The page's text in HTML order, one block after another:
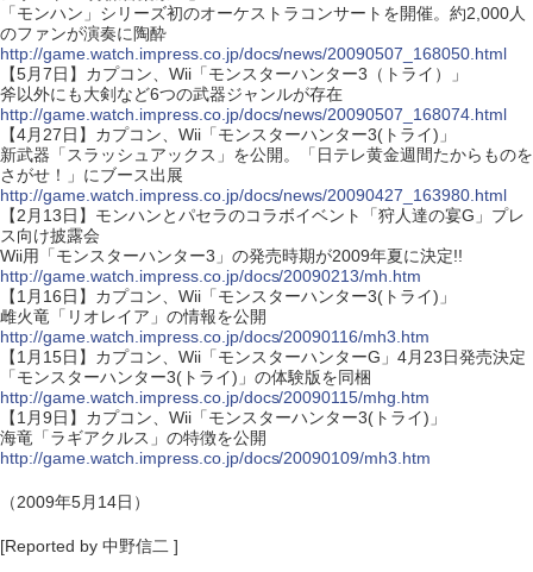
「モンハン」シリーズ初のオーケストラコンサートを開催。約2,000人
のファンが演奏に陶酔
http://game.watch.impress.co.jp/docs/news/20090507_168050.html
【5月7日】カプコン、Wii「モンスターハンター3（トライ）」
斧以外にも大剣など6つの武器ジャンルが存在
http://game.watch.impress.co.jp/docs/news/20090507_168074.html
【4月27日】カプコン、Wii「モンスターハンター3(トライ)」
新武器「スラッシュアックス」を公開。「日テレ黄金週間たからものを
さがせ！」にブース出展
http://game.watch.impress.co.jp/docs/news/20090427_163980.html
【2月13日】モンハンとパセラのコラボイベント「狩人達の宴G」プレ
ス向け披露会
Wii用「モンスターハンター3」の発売時期が2009年夏に決定!!
http://game.watch.impress.co.jp/docs/20090213/mh.htm
【1月16日】カプコン、Wii「モンスターハンター3(トライ)」
雌火竜「リオレイア」の情報を公開
http://game.watch.impress.co.jp/docs/20090116/mh3.htm
【1月15日】カプコン、Wii「モンスターハンターG」4月23日発売決定
「モンスターハンター3(トライ)」の体験版を同梱
http://game.watch.impress.co.jp/docs/20090115/mhg.htm
【1月9日】カプコン、Wii「モンスターハンター3(トライ)」
海竜「ラギアクルス」の特徴を公開
http://game.watch.impress.co.jp/docs/20090109/mh3.htm
（2009年5月14日）
[Reported by 中野信二 ]